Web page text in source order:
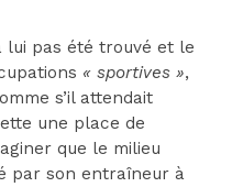
lui pas été trouvé et le
« sportives »,
s’il attendait
une place de
que le milieu
par son entraîneur à